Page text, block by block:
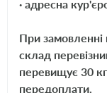
· адресна
При замовленні
склад
перевищує 30 кг
передоплати.